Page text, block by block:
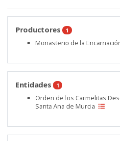
Productores 1
Monasterio de la
Entidades 1
Orden de los Carmelitas
Santa Ana de Murcia